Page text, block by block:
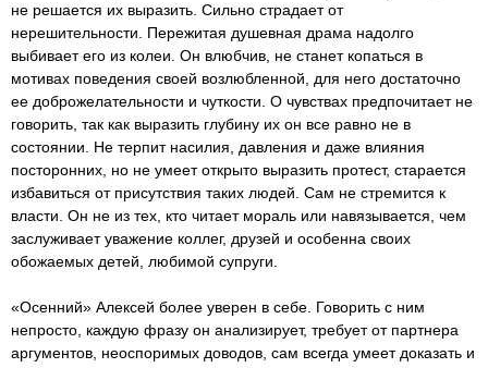
не решается их выразить. Сильно страдает от
нерешительности. Пережитая душевная драма надолго
выбивает его из колеи. Он влюбчив, не станет копаться в
мотивах поведения своей возлюбленной, для него достаточно
ее доброжелательности и чуткости. О чувствах предпочитает не
говорить, так как выразить глубину их он все равно не в
состоянии. Не терпит насилия, давления и даже влияния
посторонних, но не умеет открыто выразить протест, старается
избавиться от присутствия таких людей. Сам не стремится к
власти. Он не из тех, кто читает мораль или навязывается, чем
заслуживает уважение коллег, друзей и особенна своих
обожаемых детей, любимой супруги.
«Осенний» Алексей более уверен в себе. Говорить с ним
непросто, каждую фразу он анализирует, требует от партнера
аргументов, неоспоримых доводов, сам всегда умеет доказать и